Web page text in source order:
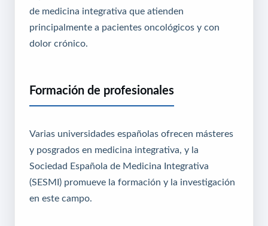
de medicina integrativa que atienden
principalmente a pacientes oncológicos y con
dolor crónico.
Formación de profesionales
Varias universidades españolas ofrecen másteres
y posgrados en medicina integrativa, y la
Sociedad Española de Medicina Integrativa
(SESMI) promueve la formación y la investigación
en este campo.